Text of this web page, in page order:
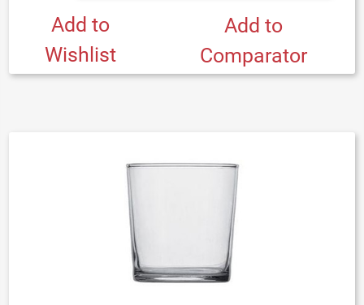
Add to
Wishlist
Add to
Comparator